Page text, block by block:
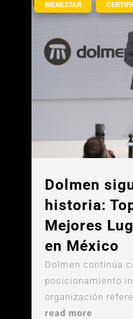
Dolmen
historia:
Mejores
en México
BIENESTAR
Dolmen continúa
posicionamiento
organización
read more